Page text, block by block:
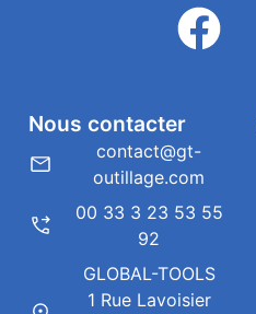
Nous contacter
contact@gt-
outillage.com
00 33 3 23 53 55
92
GLOBAL-TOOLS
1 Rue Lavoisier